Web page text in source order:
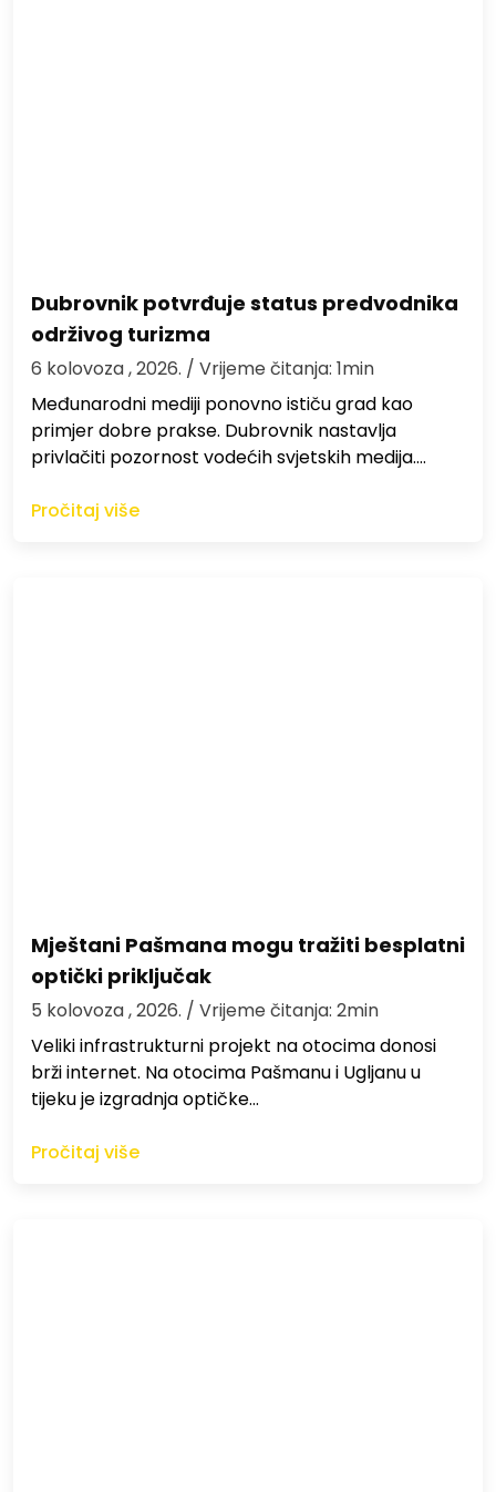
Dubrovnik potvrđuje status predvodnika
održivog turizma
6 kolovoza , 2026. / Vrijeme čitanja: 1min
Međunarodni mediji ponovno ističu grad kao
primjer dobre prakse. Dubrovnik nastavlja
privlačiti pozornost vodećih svjetskih medija.…
Pročitaj više
Mještani Pašmana mogu tražiti besplatni
optički priključak
5 kolovoza , 2026. / Vrijeme čitanja: 2min
Veliki infrastrukturni projekt na otocima donosi
brži internet. Na otocima Pašmanu i Ugljanu u
tijeku je izgradnja optičke…
Pročitaj više